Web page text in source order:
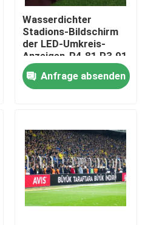
Wasserdichter
Stadions-Bildschirm
der LED-Umkreis-
Anzeigen-P4.81 P3.91
P2.064
Anfrage absenden